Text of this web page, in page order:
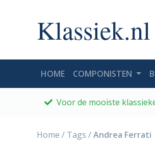
Klassiek.nl
HOME(CURRENT)
COMPONISTEN
Voor de mooiste
Home / Tags /Andrea Ferrati